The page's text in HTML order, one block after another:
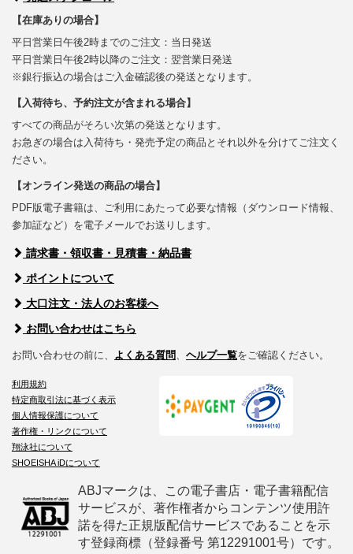
【在庫ありの場合】
平日営業日午後2時までのご注文：当日発送
平日営業日午後2時以降のご注文：翌営業日発送
※銀行振込の場合はご入金確認後の発送となります。
【入荷待ち、予約注文が含まれる場合】
すべての商品がそろい次第の発送となります。
お急ぎの場合は入荷待ち・発売予定の商品とそれ以外を分けてご注文く
ださい。
【オンライン発送の商品の場合】
PDF版電子書籍は、ご利用にあたって必要な情報（ダウンロード情報、
参加証など）を電子メールでお送りします。
請求書・領収書・見積書・納品書
ポイントについて
大口注文・法人のお客様へ
お問い合わせはこちら
お問い合わせの前に、 よくある質問 ヘルプ一覧をご確認ください。
利用規約
特定商取引法に基づく表示
個人情報保護について
著作権・リンクについて
翔泳社について
SHOEISHA iDについて
ABJマークは、この電子書店・電子書籍配信
サービスが、著作権者からコンテンツ使用許
諾を得た正規版配信サービスであることを示
す登録商標（登録番号 第12291001号）です。